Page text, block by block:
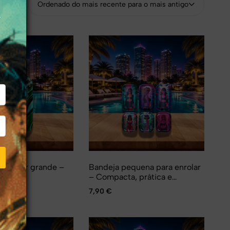
Ordenado do mais recente para o mais antigo
enrolar grande –
Bandeja pequena para enrolar
– Compacta, prática e
indispensável
7,90€